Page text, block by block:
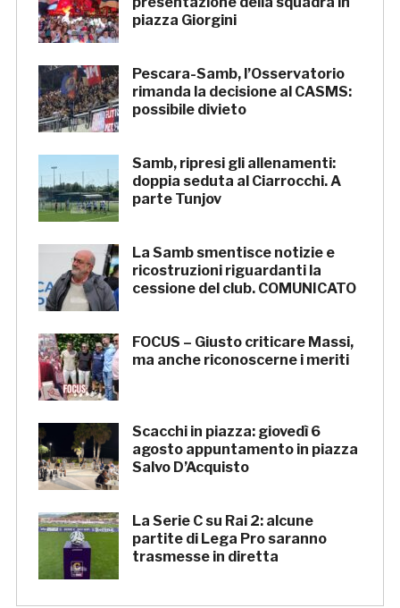
piazza Giorgini
Pescara-Samb, l’Osservatorio
rimanda la decisione al CASMS:
possibile divieto
Samb, ripresi gli allenamenti:
doppia seduta al Ciarrocchi. A
parte Tunjov
La Samb smentisce notizie e
ricostruzioni riguardanti la
cessione del club. COMUNICATO
FOCUS – Giusto criticare Massi,
ma anche riconoscerne i meriti
Scacchi in piazza: giovedì 6
agosto appuntamento in piazza
Salvo D’Acquisto
La Serie C su Rai 2: alcune
partite di Lega Pro saranno
trasmesse in diretta